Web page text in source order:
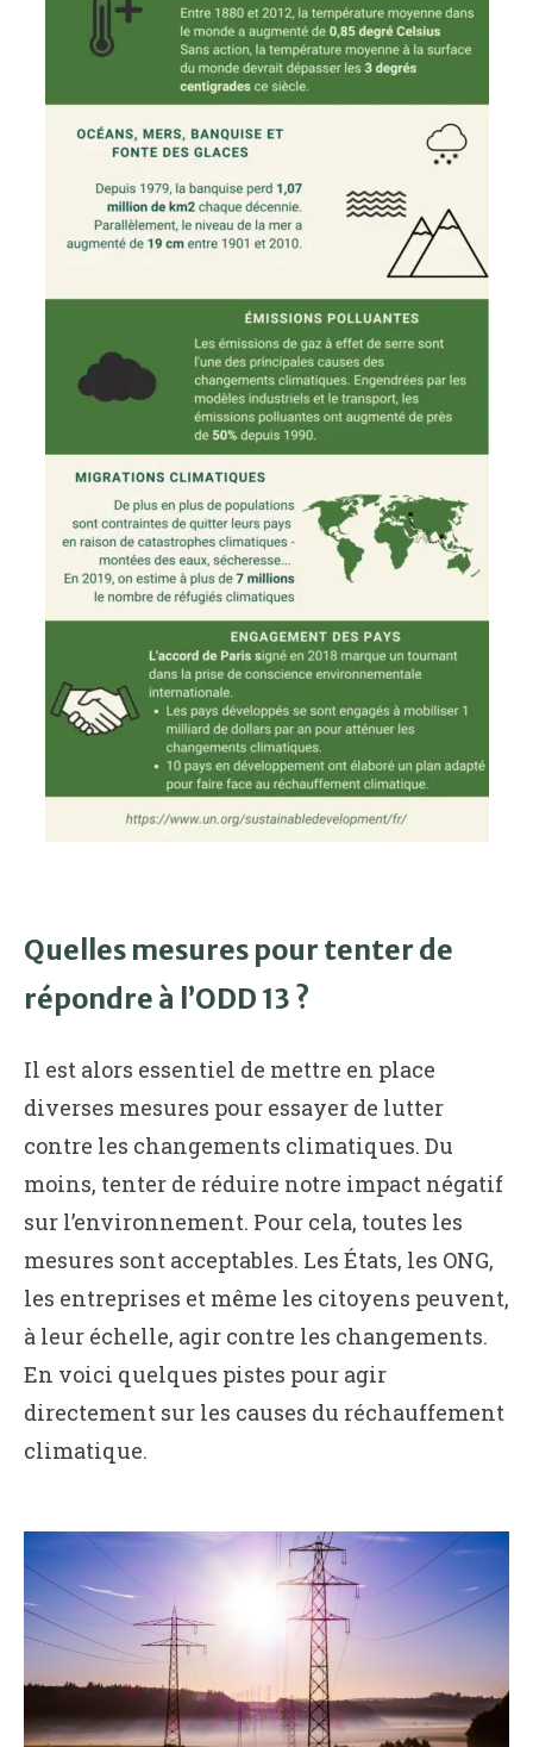
Quelles mesures pour tenter de
répondre à l’ODD 13 ?
Il est alors essentiel de mettre en place
diverses mesures pour essayer de lutter
contre les changements climatiques. Du
moins, tenter de réduire notre impact négatif
sur l’environnement. Pour cela, toutes les
mesures sont acceptables. Les États, les ONG,
les entreprises et même les citoyens peuvent,
à leur échelle, agir contre les changements.
En voici quelques pistes pour agir
directement sur les causes du réchauffement
climatique.